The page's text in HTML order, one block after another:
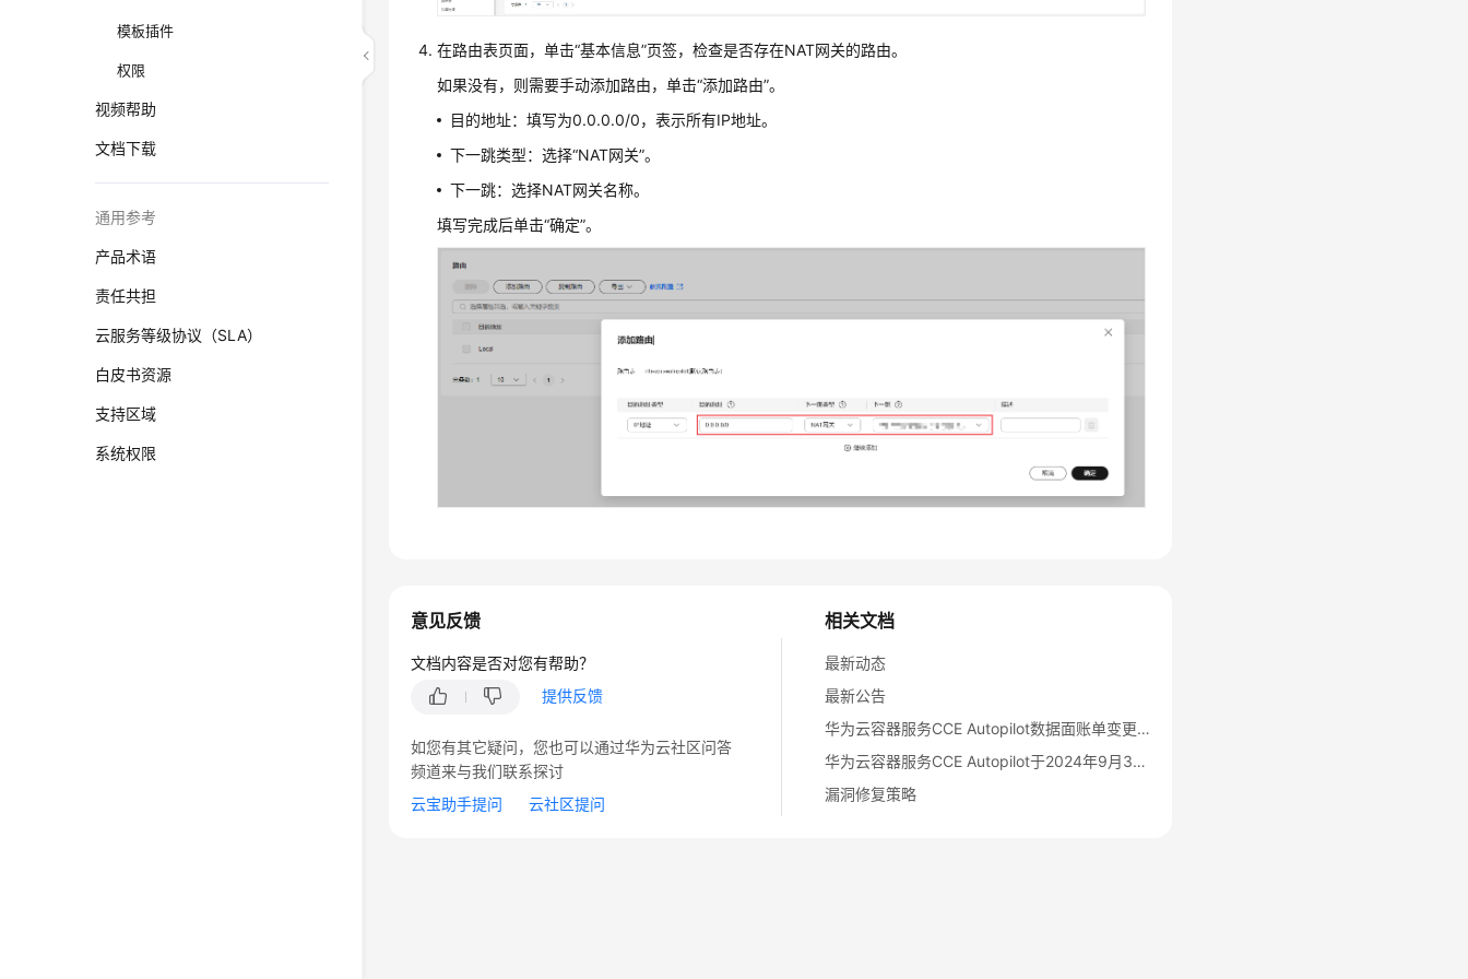
模板插件
权限
视频帮助
文档下载
通用参考
产品术语
责任共担
云服务等级协议（SLA）
白皮书资源
支持区域
系统权限
在路由表页面，单击“基本信息”页签，检查是否存在NAT网关的路由。
如果没有，则需要手动添加路由，单击“添加路由”。
目的地址：填写为0.0.0.0/0，表示所有IP地址。
下一跳类型：选择“NAT网关”。
下一跳：选择NAT网关名称。
填写完成后单击“确定”。
相关文档
最新动态
最新公告
华为云容器服务CCE Autopilot数据面账单变更公告
华为云容器服务CCE Autopilot于2024年9月30日00:00（北京时间）转商
漏洞修复策略
意见反馈
文档内容是否对您有帮助？
提供反馈
如您有其它疑问，您也可以通过华为云社区问答
频道来与我们联系探讨
云宝助手提问
云社区提问